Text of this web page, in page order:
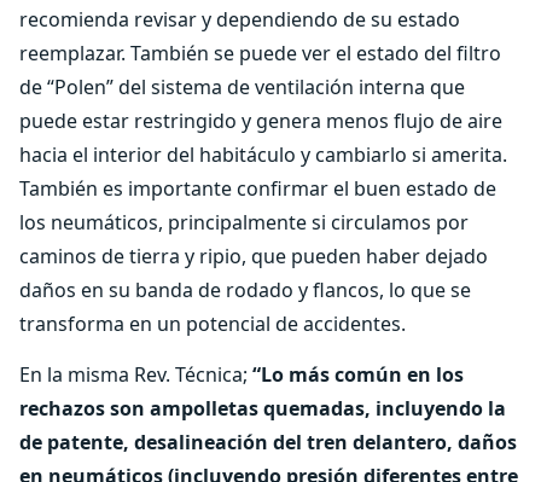
recomienda revisar y dependiendo de su estado
reemplazar. También se puede ver el estado del filtro
de “Polen” del sistema de ventilación interna que
puede estar restringido y genera menos flujo de aire
hacia el interior del habitáculo y cambiarlo si amerita.
También es importante confirmar el buen estado de
los neumáticos, principalmente si circulamos por
caminos de tierra y ripio, que pueden haber dejado
daños en su banda de rodado y flancos, lo que se
transforma en un potencial de accidentes.
En la misma Rev. Técnica; “Lo más común en los
rechazos son ampolletas quemadas, incluyendo la
de patente, desalineación del tren delantero, daños
en neumáticos (incluyendo presión diferentes entre